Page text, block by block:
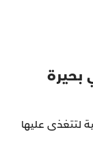
بحيرة
لتتغذى عليها